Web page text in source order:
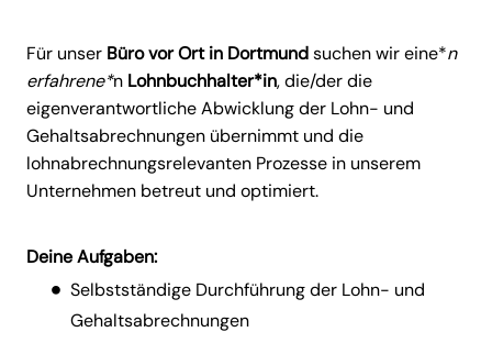
Für unser Büro vor Ort in Dortmundsuchen wir eine*n
erfahrene*n Lohnbuchhalter*in, die/der die
eigenverantwortliche Abwicklung der Lohn- und
Gehaltsabrechnungen übernimmt und die
lohnabrechnungsrelevanten Prozesse in unserem
Unternehmen betreut und optimiert.
Deine Aufgaben:
Selbstständige Durchführung der Lohn- und
Gehaltsabrechnungen